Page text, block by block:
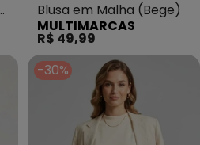
Blusa em Malha (Bege)
MULTIMARCAS
R$ 49,99
-30%